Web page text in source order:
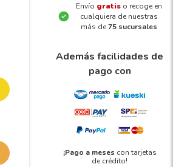
Envío gratis o recoge en
cualquiera de nuestras
más de75 sucursales
Además facilidades de
pago con
¡Pago a meses con tarjetas
de crédito!